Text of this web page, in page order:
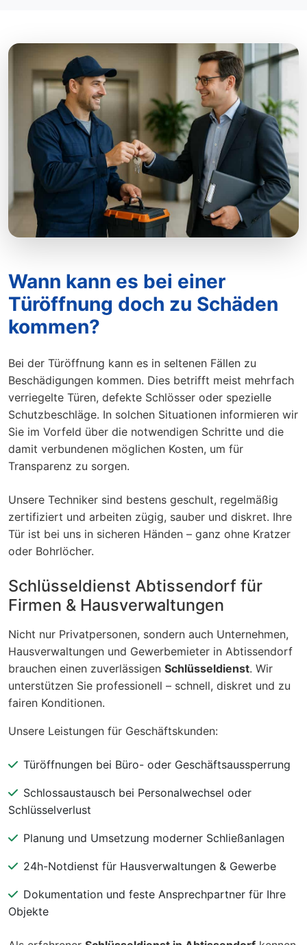
Wann kann es bei einer
Türöffnung doch zu Schäden
kommen?
Bei der Türöffnung kann es in seltenen Fällen zu
Beschädigungen kommen. Dies betrifft meist mehrfach
verriegelte Türen, defekte Schlösser oder spezielle
Schutzbeschläge. In solchen Situationen informieren wir
Sie im Vorfeld über die notwendigen Schritte und die
damit verbundenen möglichen Kosten, um für
Transparenz zu sorgen.
Unsere Techniker sind bestens geschult, regelmäßig
zertifiziert und arbeiten zügig, sauber und diskret. Ihre
Tür ist bei uns in sicheren Händen – ganz ohne Kratzer
oder Bohrlöcher.
Schlüsseldienst Abtissendorf für
Firmen & Hausverwaltungen
Nicht nur Privatpersonen, sondern auch Unternehmen,
Hausverwaltungen und Gewerbemieter in Abtissendorf
brauchen einen zuverlässigen Schlüsseldienst. Wir
unterstützen Sie professionell – schnell, diskret und zu
fairen Konditionen.
Unsere Leistungen für Geschäftskunden:
Türöffnungen bei Büro- oder Geschäftsaussperrung
Schlossaustausch bei Personalwechsel oder
Schlüsselverlust
Planung und Umsetzung moderner Schließanlagen
24h-Notdienst für Hausverwaltungen & Gewerbe
Dokumentation und feste Ansprechpartner für Ihre
Objekte